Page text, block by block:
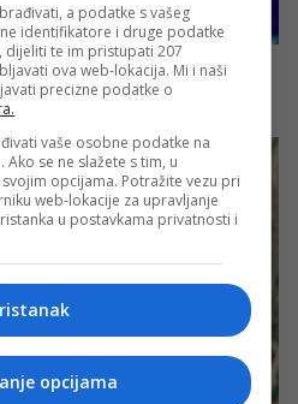
a podatke s vašeg
identifikatore i druge podatke
dijeliti te im pristupati 207
ova web-lokacija. Mi i naši
precizne podatke o
vaše osobne podatke na
se ne slažete s tim, u
opcijama. Potražite vezu pri
web-lokacije za upravljanje
u postavkama privatnosti i
opcijama